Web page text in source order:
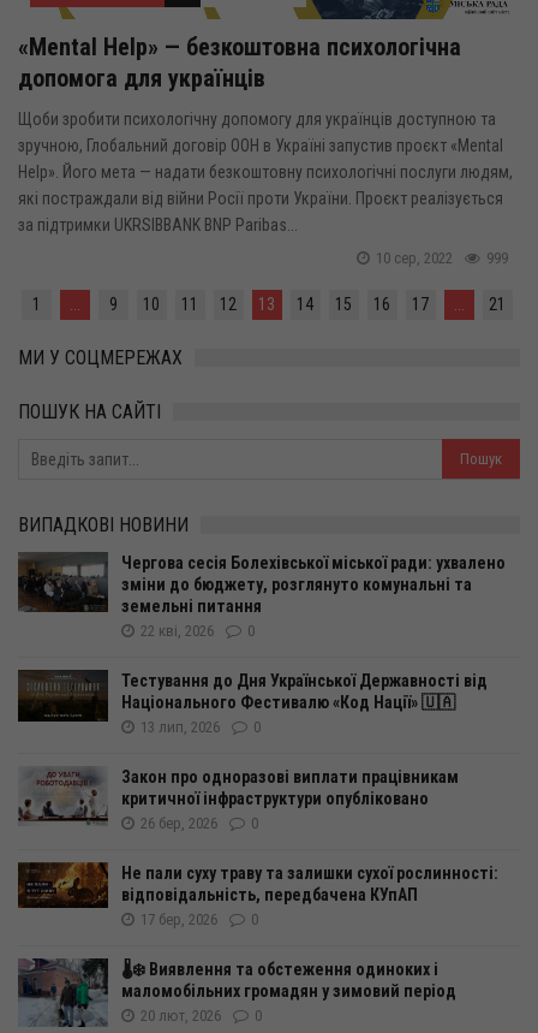
«Mental Help» — безкоштовна психологічна
допомога для українців
Щоби зробити психологічну допомогу для українців доступною та
зручною, Глобальний договір ООН в Україні запустив проєкт «Mental
Help». Його мета — надати безкоштовну психологічні послуги людям,
які постраждали від війни Росії проти України. Проєкт реалізується
за підтримки UKRSIBBANK BNP Paribas...
999
10 сер, 2022
1 ... 9 10 11 12 13 14 15 16 17 ... 21
МИ У СОЦМЕРЕЖАХ
ПОШУК НА САЙТІ
ВИПАДКОВІ НОВИНИ
Чергова сесія Болехівської міської ради: ухвалено
зміни до бюджету, розглянуто комунальні та
земельні питання
22 кві, 2026 0
Тестування до Дня Української Державності від
Національного Фестивалю «Код Нації» 🇺🇦
13 лип, 2026 0
Закон про одноразові виплати працівникам
критичної інфраструктури опубліковано
26 бер, 2026 0
Не пали суху траву та залишки сухої рослинності:
відповідальність, передбачена КУпАП
17 бер, 2026 0
🌡️❄️ Виявлення та обстеження одиноких і
маломобільних громадян у зимовий період
20 лют, 2026 0